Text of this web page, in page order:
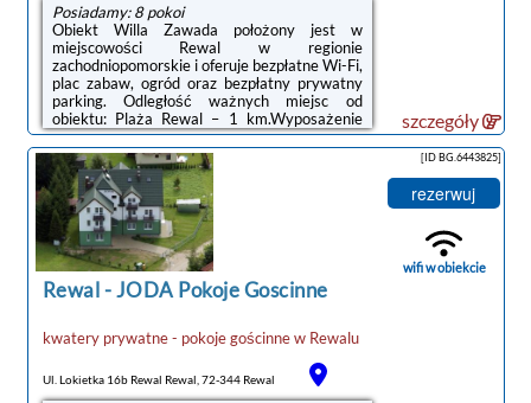
Posiadamy: 8 pokoi
Obiekt Willa Zawada położony jest w
miejscowości Rewal w regionie
zachodniopomorskie i oferuje bezpłatne Wi-Fi,
plac zabaw, ogród oraz bezpłatny prywatny
parking. Odległość ważnych miejsc od
obiektu: Plaża Rewal – 1 km.Wyposażenie
obejmuje również lodówkę i czajnik.Obiekt
dysponuje tarasem.Na terenie obiektu Willa
Zawada znajduje się park wodny, a w okolicy
panują doskonałe warunki do uprawiania
jazdy na rowerze.Odległość ważnych miejsc
od obiektu: PKP Kołobrzeg – 48 km, Molo w
Kołobrzegu – 48 km.Doba hotelowa od
godziny 14:00 do 10:00.W obiekcie
obowiązuje zakaz ...
szczegóły
Rewal-JODA Pokoje Goscinne
kwatery prywatne - pokoje gościnnew Rewalu
Ul. Lokietka 16b Rewal Rewal, 72-344 Rewal
[ID BG.6443825]
rezerwuj
wifi w obiekcie